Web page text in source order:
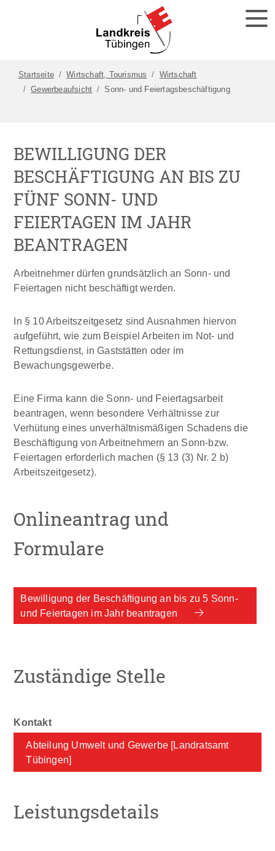
Startseite Wirtschaft, Tourismus
Wirtschaft
Gewerbeaufsicht
Sonn- und Feiertagsbeschäftigung
BEWILLIGUNG DER
BESCHÄFTIGUNG AN BIS ZU
FÜNF SONN- UND
FEIERTAGEN IM JAHR
BEANTRAGEN
Arbeitnehmer dürfen grundsätzlich an Sonn- und
Feiertagen nicht beschäftigt werden.
In § 10 Arbeitszeitgesetz sind Ausnahmen hiervon
aufgeführt, wie zum Beispiel Arbeiten im Not- und
Rettungsdienst, in Gaststätten oder im
Bewachungsgewerbe.
Eine Firma kann die Sonn- und Feiertagsarbeit
beantragen, wenn besondere Verhältnisse zur
Verhütung eines unverhältnismäßigen Schadens die
Beschäftigung von Arbeitnehmern an Sonn-bzw.
Feiertagen erforderlich machen (§ 13 (3) Nr. 2 b)
Arbeitszeitgesetz).
Onlineantrag und
Formulare
Bewilligung der Beschäftigung an bis zu 5 Sonn-
und Feiertagen im Jahr beantragen
Zuständige Stelle
Abteilung Umwelt und Gewerbe [Landratsamt
Tübingen]
Leistungsdetails